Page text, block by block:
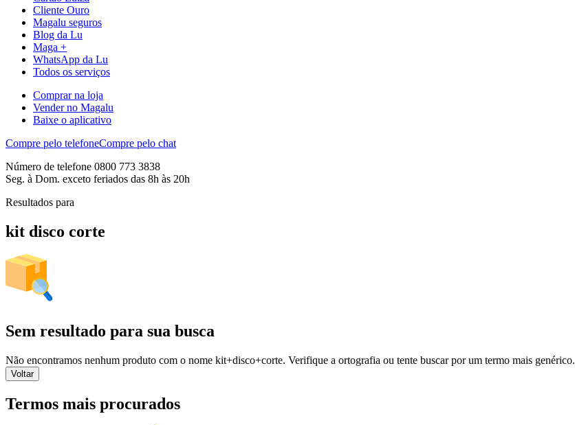
Cliente Ouro
Magalu seguros
Blog da Lu
Maga +
WhatsApp da Lu
Todos os serviços
Comprar na loja
Vender no Magalu
Baixe o aplicativo
Compre pelo telefoneCompre pelo chat
Número de telefone 0800 773 3838
Seg. à Dom. exceto feriados das 8h às 20h
Resultados para
kit disco corte
Sem resultado para sua busca
Não encontramos nenhum produto com o nome kit+disco+corte. Verifique a ortografia ou tente buscar por um termo mais genérico.
Voltar
Termos mais procurados